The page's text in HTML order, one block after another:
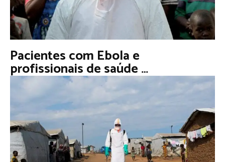
Pacientes com Ebola e
profissionais de saúde …